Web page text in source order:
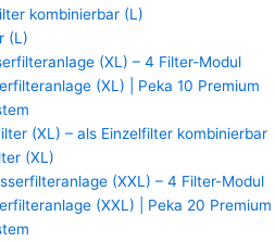
kombinierbar (L)
(L)
(XL) – 4 Filter-Modul
(XL) | Peka 10 Premium
(XL) – als Einzelfilter kombinierbar
(XL)
(XXL) – 4 Filter-Modul
(XXL) | Peka 20 Premium